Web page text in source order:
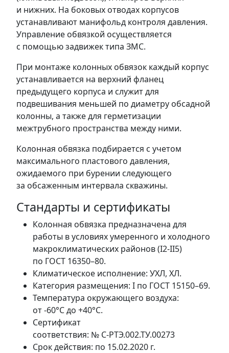
и нижних. На боковых отводах корпусов
устанавливают манифольд контроля давления.
Управление обвязкой осуществляется
с помощью задвижек типа ЗМС.
При монтаже колонных обвязок каждый корпус
устанавливается на верхний фланец
предыдущего корпуса и служит для
подвешивания меньшей по диаметру обсадной
колонны, а также для герметизации
межтрубного пространства между ними.
Колонная обвязка подбирается с учетом
максимального пластового давления,
ожидаемого при бурении следующего
за обсаженным интервала скважины.
Стандарты и сертификаты
Колонная обвязка предназначена для
работы в условиях умеренного и холодного
макроклиматических районов (I2-II5)
по ГОСТ 16350–80.
Климатическое исполнение: УХЛ, ХЛ.
Категория размещения: I по ГОСТ 15150–69.
Температура окружающего воздуха:
от -60°С до +40°С.
Сертификат
соответствия: № С-РТЭ.002.ТУ.00273
Срок действия: по 15.02.2020 г.